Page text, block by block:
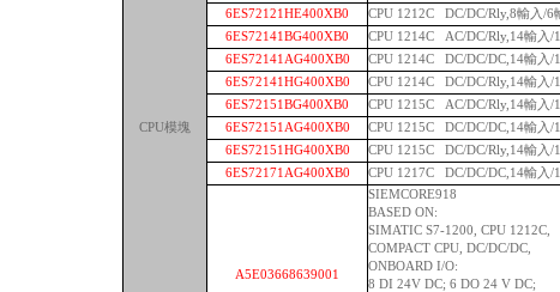
CPU模塊
6ES72121HE400XB0
CPU 1212C DC/DC/Rly,8輸入/6
6ES72141BG400XB0
CPU 1214C AC/DC/Rly,14輸入/
6ES72141AG400XB0
CPU 1214C DC/DC/DC,14輸入/
6ES72141HG400XB0
CPU 1214C DC/DC/Rly,14輸入/
6ES72151BG400XB0
CPU 1215C AC/DC/Rly,14輸入/
6ES72151AG400XB0
CPU 1215C DC/DC/DC,14輸入/
6ES72151HG400XB0
CPU 1215C DC/DC/Rly,14輸入/
6ES72171AG400XB0
CPU 1217C DC/DC/DC,14輸入/
A5E03668639001
SIEMCORE918
BASED ON:
SIMATIC S7-1200, CPU 1212C,
COMPACT CPU, DC/DC/DC,
ONBOARD I/O:
8 DI 24V DC; 6 DO 24 V DC;